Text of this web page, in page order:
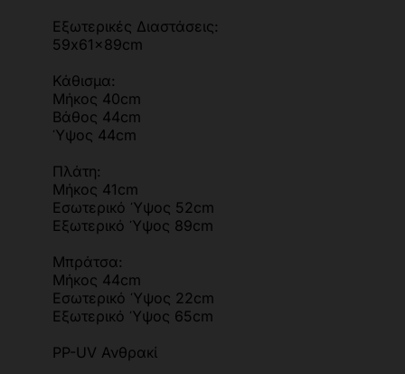
Εξωτερικές Διαστάσεις:
59x61x89cm
Κάθισμα:
Μήκος 40cm
Βάθος 44cm
Ύψος 44cm
Πλάτη:
Μήκος 41cm
Εσωτερικό Ύψος 52cm
Εξωτερικό Ύψος 89cm
Μπράτσα:
Μήκος 44cm
Εσωτερικό Ύψος 22cm
Εξωτερικό Ύψος 65cm
PP-UV Ανθρακί